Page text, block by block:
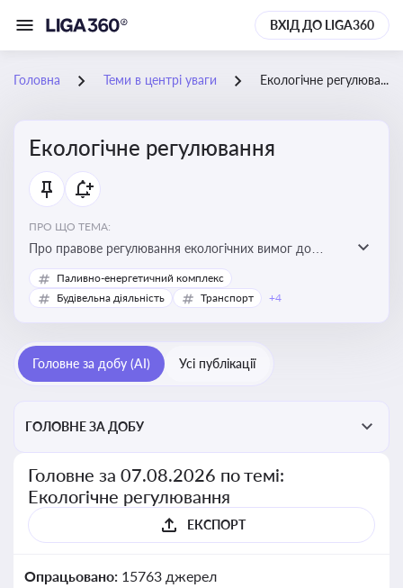
ВХІД ДО LIGA360
Головна Теми в центрі уваги Екологічне регулювання
Екологічне регулювання
ПРО ЩО ТЕМА:
Про правове регулювання екологічних вимог до
виробництв, включно з дозволами, перевірками,
стандартами викидів і гармонізацією з
Паливно-енергетичний комплекс
Будівельна діяльність
Транспорт +4
Головне за добу (AI) Усі публікації
ГОЛОВНЕ ЗА ДОБУ
Головне за 07.08.2026 по темі:
Екологічне регулювання
ЕКСПОРТ
Опрацьовано: 15763 джерел